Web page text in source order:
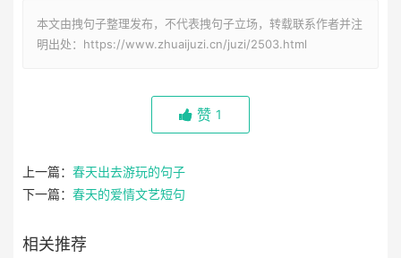
本文由拽句子整理发布，不代表拽句子立场，转载联系作者并注
明出处：https://www.zhuaijuzi.cn/juzi/2503.html
赞 1
上一篇： 春天出去游玩的句子
下一篇： 春天的爱情文艺短句
相关推荐